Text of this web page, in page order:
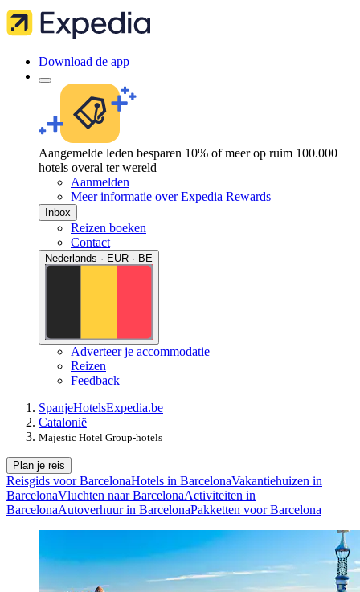
Download de app
Aangemelde leden besparen 10% of meer op ruim 100.000
hotels overal ter wereld
Aanmelden
Meer informatie over Expedia Rewards
Inbox
Reizen boeken
Contact
Nederlands · EUR · BE
Adverteer je accommodatie
Reizen
Feedback
SpanjeHotelsExpedia.be
Catalonië
Majestic Hotel Group-hotels
Plan je reis
Reisgids voor BarcelonaHotels in BarcelonaVakantiehuizen in
BarcelonaVluchten naar BarcelonaActiviteiten in
BarcelonaAutoverhuur in BarcelonaPakketten voor Barcelona